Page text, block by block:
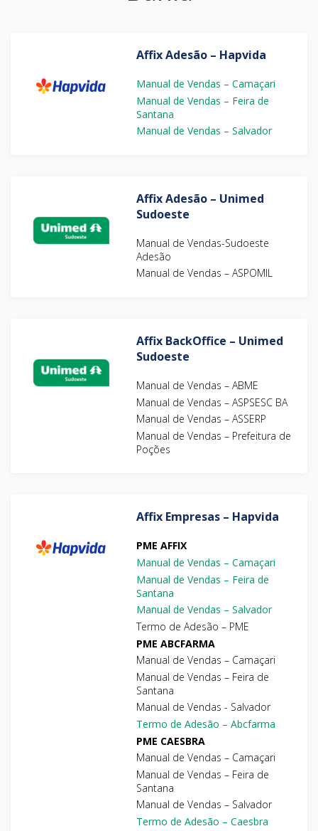
Affix Adesão – Hapvida
Manual de Vendas – Camaçari
Manual de Vendas – Feira de
Santana
Manual de Vendas – Salvador
Affix Adesão – Unimed
Sudoeste
Manual de Vendas-Sudoeste
Adesão
Manual de Vendas – ASPOMIL
Affix BackOffice – Unimed
Sudoeste
Manual de Vendas – ABME
Manual de Vendas – ASPSESC BA
Manual de Vendas – ASSERP
Manual de Vendas – Prefeitura de
Poções
Affix Empresas – Hapvida
PME AFFIX
Manual de Vendas – Camaçari
Manual de Vendas – Feira de
Santana
Manual de Vendas – Salvador
Termo de Adesão – PME
PME ABCFARMA
Manual de Vendas – Camaçari
Manual de Vendas – Feira de
Santana
Manual de Vendas - Salvador
Termo de Adesão – Abcfarma
PME CAESBRA
Manual de Vendas – Camaçari
Manual de Vendas – Feira de
Santana
Manual de Vendas – Salvador
Termo de Adesão – Caesbra